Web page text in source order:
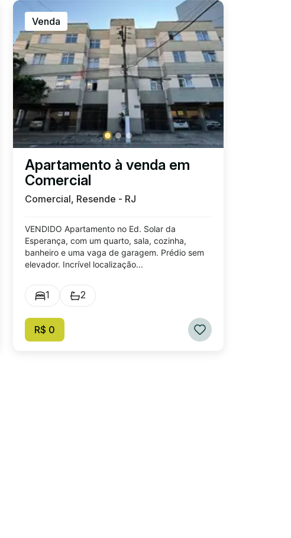
Venda
Apartamento à venda em
Comercial
Comercial, Resende - RJ
VENDIDO Apartamento no Ed. Solar da
Esperança, com um quarto, sala, cozinha,
banheiro e uma vaga de garagem. Prédio sem
elevador. Incrível localização...
1 2
R$ 0